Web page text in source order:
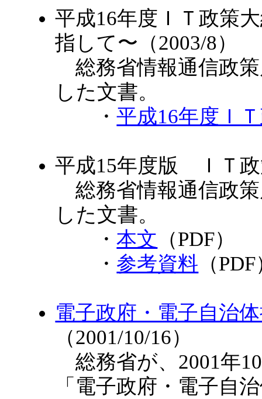
平成16年度ＩＴ政策
指して〜（2003/8
総務省情報通信政策
した文書。
・平成16年度Ｉ
平成15年度版 ＩＴ
総務省情報通信政策
した文書。
・本文 （PDF）
・ 参考資料 （
電子政府・電子自治
（2001/10/16）
総務省が、2001年
「電子政府・電子自